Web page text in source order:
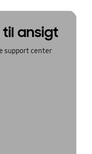
ansigt
support center